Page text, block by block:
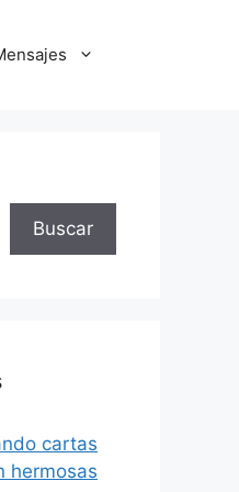
Buscar
cartas
hermosas